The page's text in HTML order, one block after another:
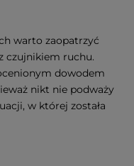
warto zaopatrzyć
czujnikiem ruchu.
dowodem
nikt nie podważy
w której została